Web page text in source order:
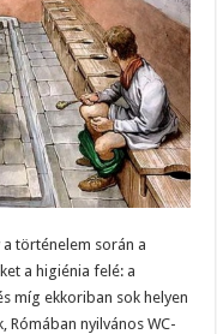
történelem során a
a higiénia felé: a
míg ekkoriban sok helyen
Rómában nyilvános WC-